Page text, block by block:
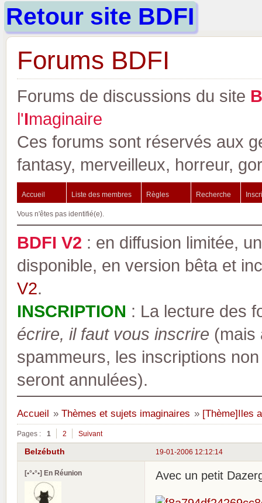
Retour site BDFI
Forums BDFI
Forums de discussions du site B
l'Imaginaire
Ces forums sont réservés aux
fantasy, merveilleux, horreur,
Accueil Liste des membres Règles Recherche
Vous n'êtes pas identifié(e).
BDFI V2 : en diffusion limitée,
disponible, en version bêta et
V2.
INSCRIPTION : La lecture des
écrire, il faut vous inscrire (mais
spammeurs, les inscriptions
seront annulées).
Accueil » Thèmes et sujets imaginaires » [Thème]Iles
Pages : 1 2 Suivant
19-01-2006 12:12:14
Belzébuth
[•°•°•] En Réunion Avec un petit